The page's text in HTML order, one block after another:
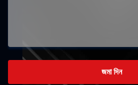
জমা দিন